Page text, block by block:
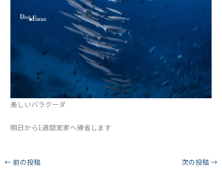
美しいバラクーダ
明日から1週間実家へ帰省します
←前の投稿 次の投稿 →